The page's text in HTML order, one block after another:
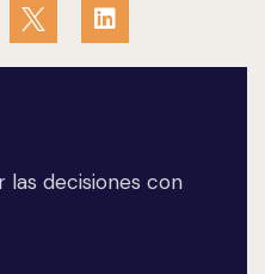
las decisiones con